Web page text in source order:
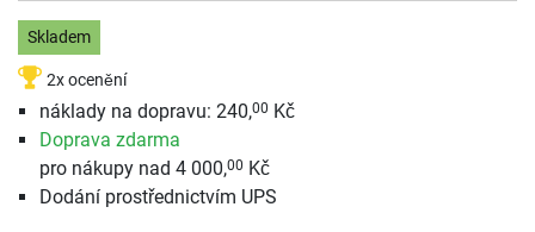
Skladem
2x ocenění
náklady na dopravu: 240,00 Kč
Doprava zdarma
pro nákupy nad 4 000,00 Kč
Dodání prostřednictvím UPS